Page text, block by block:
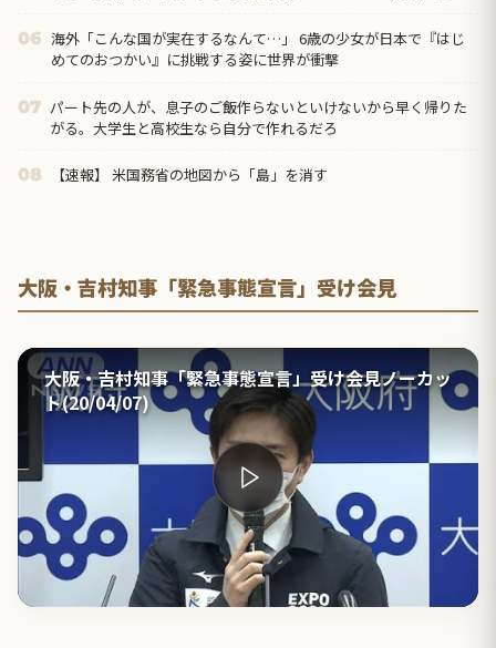
06 海外「こんな国が実在するなんて…」 6歳の少女が日本で『はじ
めてのおつかい』に挑戦する姿に世界が衝撃
07 パート先の人が、息子のご飯作らないといけないから早く帰りた
がる。大学生と高校生なら自分で作れるだろ
08 【速報】 米国務省の地図から「島」を消す
大阪・吉村知事「緊急事態宣言」受け会見
大阪・吉村知事「緊急事態宣言」受け会見ノーカッ
ト(20/04/07)